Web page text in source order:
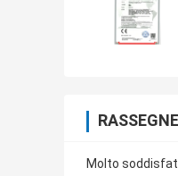
Molto